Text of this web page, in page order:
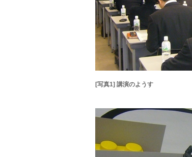
[写真1] 講演のようす